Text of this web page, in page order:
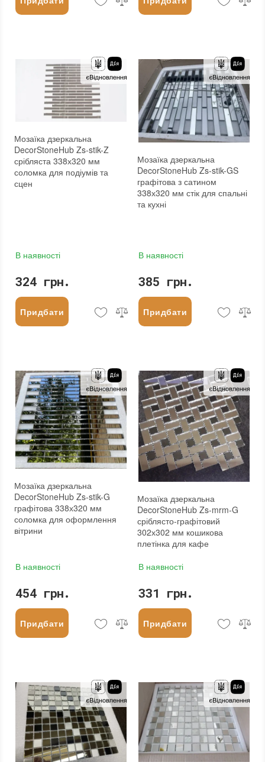
Мозаїка дзеркальна
DecorStoneHub Zs-stik-Z
срібляста 338х320 мм
соломка для подіумів та
сцен
В наявності
324 грн.
Придбати
Мозаїка дзеркальна
DecorStoneHub Zs-stik-GS
графітова з сатином
338х320 мм стік для спальні
та кухні
В наявності
385 грн.
Придбати
Мозаїка дзеркальна
DecorStoneHub Zs-stik-G
графітова 338х320 мм
соломка для оформлення
вітрини
В наявності
454 грн.
Придбати
Мозаїка дзеркальна
DecorStoneHub Zs-mrm-G
сріблясто-графітовий
302х302 мм кошикова
плетінка для кафе
В наявності
331 грн.
Придбати